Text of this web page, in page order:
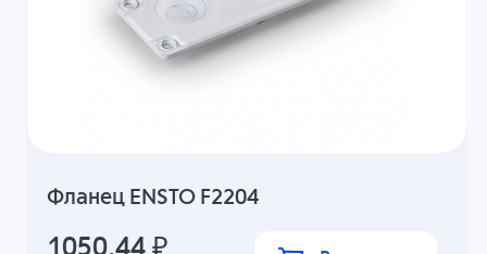
Фланец ENSTO F2204
1050.44 ₽